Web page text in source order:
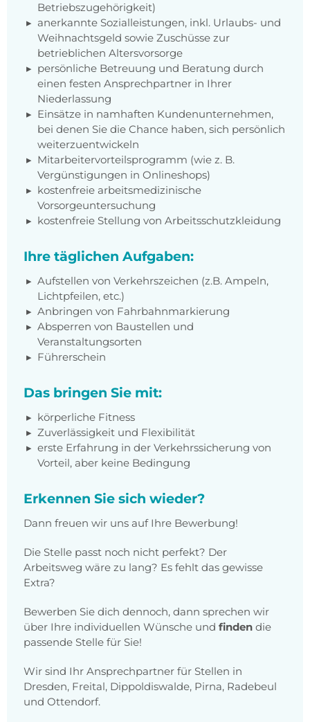
Betriebszugehörigkeit)
anerkannte Sozialleistungen, inkl. Urlaubs- und
Weihnachtsgeld sowie Zuschüsse zur
betrieblichen Altersvorsorge
persönliche Betreuung und Beratung durch
einen festen Ansprechpartner in Ihrer
Niederlassung
Einsätze in namhaften Kundenunternehmen,
bei denen Sie die Chance haben, sich persönlich
weiterzuentwickeln
Mitarbeitervorteilsprogramm (wie z. B.
Vergünstigungen in Onlineshops)
kostenfreie arbeitsmedizinische
Vorsorgeuntersuchung
kostenfreie Stellung von Arbeitsschutzkleidung
Ihre täglichen Aufgaben:
Aufstellen von Verkehrszeichen (z.B. Ampeln,
Lichtpfeilen, etc.)
Anbringen von Fahrbahnmarkierung
Absperren von Baustellen und
Veranstaltungsorten
Führerschein
Das bringen Sie mit:
körperliche Fitness
Zuverlässigkeit und Flexibilität
erste Erfahrung in der Verkehrssicherung von
Vorteil, aber keine Bedingung
Erkennen Sie sich wieder?
Dann freuen wir uns auf Ihre Bewerbung!
Die Stelle passt noch nicht perfekt? Der
Arbeitsweg wäre zu lang? Es fehlt das gewisse
Extra?
Bewerben Sie dich dennoch, dann sprechen wir
über Ihre individuellen Wünsche und finden die
passende Stelle für Sie!
Wir sind Ihr Ansprechpartner für Stellen in
Dresden, Freital, Dippoldiswalde, Pirna, Radebeul
und Ottendorf.